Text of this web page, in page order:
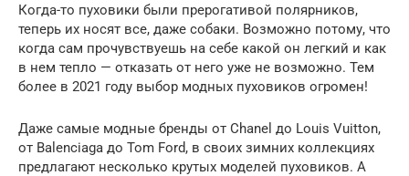
Когда-то пуховики были прерогативой полярников,
теперь их носят все, даже собаки. Возможно потому, что
когда сам прочувствуешь на себе какой он легкий и как
в нем тепло — отказать от него уже не возможно. Тем
более в 2021 году выбор модных пуховиков огромен!
Даже самые модные бренды от Chanel до Louis Vuitton,
от Balenciaga до Tom Ford, в своих зимних коллекциях
предлагают несколько крутых моделей пуховиков. А